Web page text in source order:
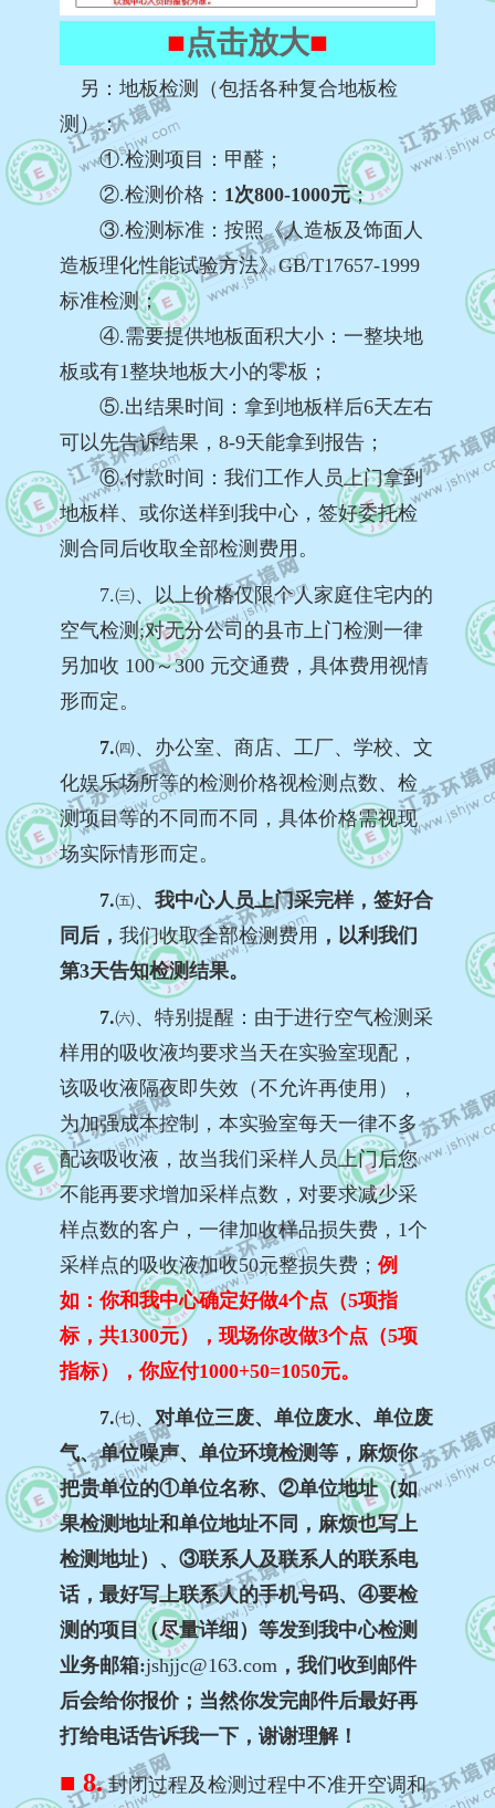
■点击放大■
另： 地板检测（包括各种复合地板检
测）：
①.检测项目：甲醛；
②.检测价格 ： 1次800-1000元；
③.检测标准：按照《人造板及饰面人
造板理化性能试验方法》GB/T17657-1999
标准检测；
④.需要提供地板面积大小：一整块地
板或有1整块地板大小的零板；
⑤.出结果时间：拿到地板样后6天左右
可以先告诉结果，8-9天能拿到报告；
⑥.付款时间：我们工作人员上门拿到
地板样、或你送样到我中心，签好委托检
测合同后收取全部检测费用。
7.㈢、
以上价格仅限个人家庭住宅内的
空气检测;对无分公司的县市上门检测一律
另加收 100～300 元交通费，具体费用视情
形而定。
7.㈣、办公室、商店、工厂、学校、文
化娱乐场所等的检测价格视检测点数、检
测项目等的不同而不同，具体价格需视现
场实际情形而定。
7.㈤、 我中心人员上门采完样，签好合
同后， 我们收取全部检测费用 ，以利我们
第3天告知检测结果。
7.㈥、 特别提醒 ：由于进行空气检测采
样用的吸收液均要求当天在实验室现配，
该吸收液隔夜即失效（不允许再使用），
为加强成本控制，本实验室每天一律不多
配该吸收液，故当我们采样人员上门后您
不能再要求增加采样点数，对要求减少采
样点数的客户，一律加收样品损失费，1个
采样点的吸收液加收50元整损失费； 例
如：你和我中心确定好做4个点（5项指
标，共1300元），现场你改做3个点（5项
指标），你应付1000+50=1050元。
7.㈦、 对单位三废、单位废水、单位废
气、单位噪声、单位环境检测等，麻烦你
把贵单位的①单位名称、②单位地址（如
果检测地址和单位地址不同，麻烦也写上
检测地址）、③联系人及联系人的联系电
话，最好写上联系人的手机号码、④要检
测的项目（尽量详细）等发到我中心检测
业务邮箱:jshjjc@163.com ，我们收到邮件
后会给你报价；当然你发完邮件后最好再
打给电话告诉我一下，谢谢理解！
■ 8.封闭过程及检测过程中不准开空调和